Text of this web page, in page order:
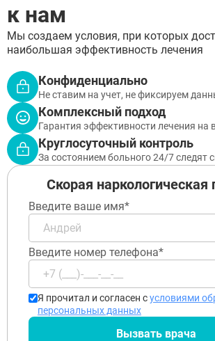
к нам
Мы создаем условия, при которых
наибольшая эффективность лечения
Конфиденциально
Не ставим на учет, не фиксируем
Комплексный подход
Гарантия эффективности лечения на
Круглосуточный контроль
За состоянием больного 24/7 следят
Скорая
Введите ваше имя*
Введите номер телефона*
Я прочитал и согласен сусловиями
персональных данных
Вызвать врача